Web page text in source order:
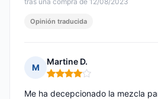
Opinión traducida
M
Martine D.
Nota: 4 de 5
Me ha decepcionado la mezcla